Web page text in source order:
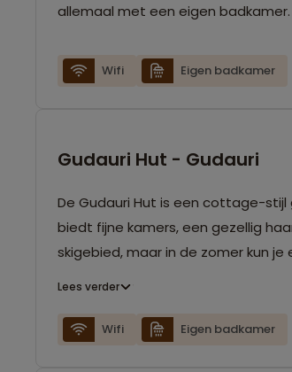
allemaal met een eigen badkamer.
Wifi Eigen badkamer
Gudauri Hut - Gudauri
De Gudauri Hut is een cottage-
biedt fijne kamers, een gezellig
skigebied, maar in de zomer kun
Lees verder
Wifi Eigen badkamer